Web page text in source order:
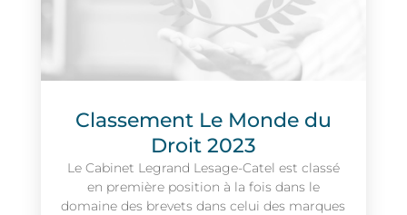
Classement Le Monde du
Droit 2023
Le Cabinet Legrand Lesage-Catel est classé
en première position à la fois dans le
domaine des brevets dans celui des marques